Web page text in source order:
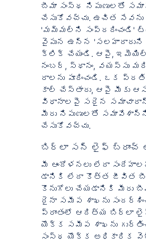
బీమా సంస్థ నిపుణులతో
చేసుకోవచ్చు. ఉచిత సేవను
'మమ్మల్ని సంప్రదించండి'
వైపున ఉన్న 'సలహాదారుని
క్లిక్ చేయండి. ఆపై,
నంబర్, స్థానం, వయస్సు
రాలను పూరించండి. ఒక
కాల్ చేస్తారు, ఆపై మీకు
విధానాలపై సరైన
మీరు నిపుణులతో
చేసుకోవచ్చు.
బిర్లా సన్ లైఫ్ బ్రాంచ్
మీ ఆందోళనలు లేదా
డానికి లేదా కొత్త జీవిత
కొనుగోలు చేయడానికి మీరు
దైనా సమీప శాఖను
ప్రాంతంలో ఆదిత్య బిర్లా
యొక్క సమీప శాఖను
సంస్థ యొక్క అధికారిక